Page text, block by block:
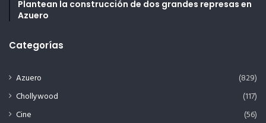
Plantean la construcción de dos grandes represas en
Azuero
Categorías
Azuero
(829)
Chollywood
(117)
Cine
(56)